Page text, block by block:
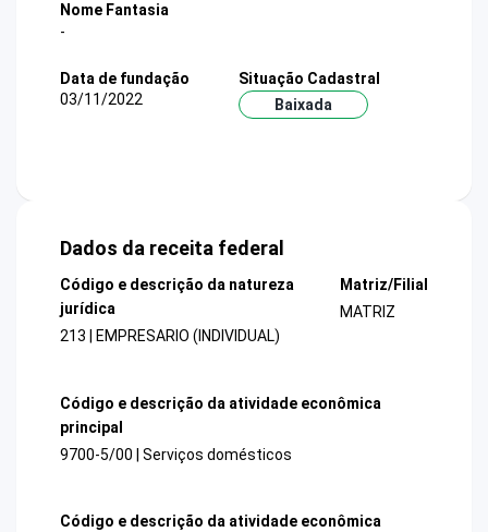
Nome Fantasia
-
Data de fundação
03/11/2022
Situação Cadastral
Baixada
Dados da receita federal
Código e descrição da natureza
jurídica
213 | EMPRESARIO (INDIVIDUAL)
Matriz/Filial
MATRIZ
Código e descrição da atividade econômica
principal
9700-5/00 | Serviços domésticos
Código e descrição da atividade econômica